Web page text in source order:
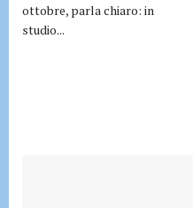
ottobre, parla chiaro: in
studio...